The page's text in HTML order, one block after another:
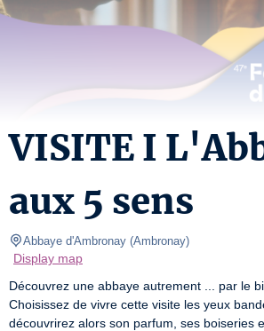
VISITE I
aux 5 sens
Abbaye d'Ambronay (Ambronay)
Display map
Découvrez une abbaye autrement ... par le
Choisissez de vivre cette visite les yeux
découvrirez alors son parfum, ses boiseries